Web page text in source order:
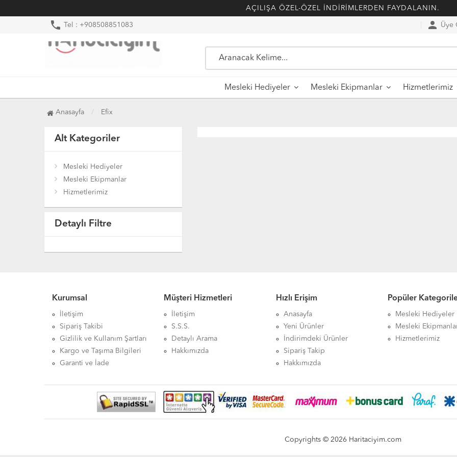
AÇILIŞA ÖZEL-ÖZEL İNDİRİMLERDEN FAYDALANIN.
phone Tel : +908508851083 person Üye
Mesleki Hediyeler Mesleki Ekipmanlar Hizmetlerimiz
Anasayfa Efix
Alt Kategoriler
Mesleki Hediyeler
Mesleki Ekipmanlar
Hizmetlerimiz
Detaylı Filtre
Kurumsal
İletişim
Sipariş Takibi
Gizlilik ve Kullanım Şartları
Kargo ve Taşıma Bilgileri
Garanti ve İade
Müşteri Hizmetleri
İletişim
S.S.S.
Detaylı Arama
Hakkımızda
Hızlı Erişim
Anasayfa
Yeni Ürünler
İndirimdeki Ürünler
Sipariş Takip
Hakkımızda
Popüler
Mesleki Hediyeler
Mesleki
Hizmetlerimiz
Copyrights © 2026 Haritaciyim.com